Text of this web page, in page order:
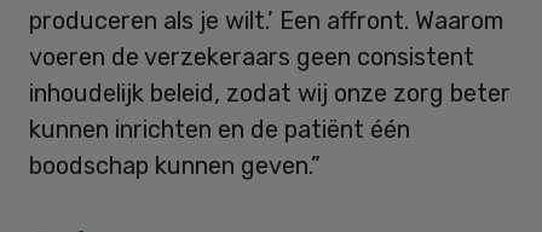
produceren als je wilt.’ Een affront. Waarom
voeren de verzekeraars geen consistent
inhoudelijk beleid, zodat wij onze zorg beter
kunnen inrichten en de patiënt één
boodschap kunnen geven.”